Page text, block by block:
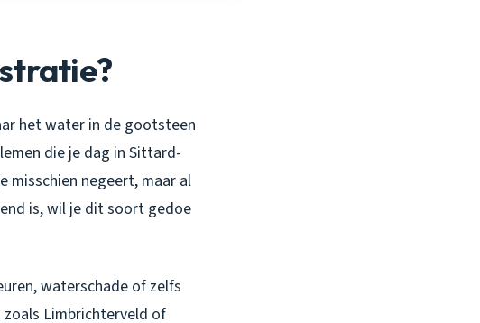
het water in de gootsteen
die je dag in Sittard-
misschien negeert, maar al
is, wil je dit soort gedoe
waterschade of zelfs
Limbrichterveld of